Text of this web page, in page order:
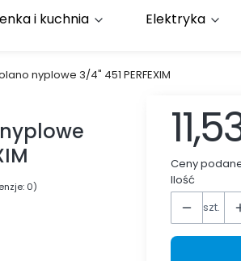
i kuchnia Elektryka
nyplowe 3/4" 451 PERFEXIM
0)
Ceny
Ilość
szt.